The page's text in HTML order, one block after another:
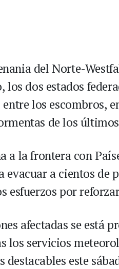
del Norte-
dos estados
los escombros,
de los
a la frontera con
a cientos de
esfuerzos por
afectadas se está
los servicios
este